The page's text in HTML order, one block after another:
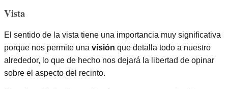
Vista
El sentido de la vista tiene una importancia muy significativa
porque nos permite una visión que detalla todo a nuestro
alrededor, lo que de hecho nos dejará la libertad de opinar
sobre el aspecto del recinto.